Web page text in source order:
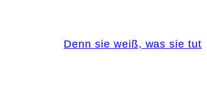
Denn sie weiß, was sie tut